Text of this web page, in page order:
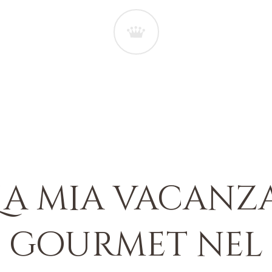
mia
gourmet nel